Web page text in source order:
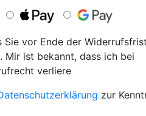
Sie vor Ende der
Mir ist bekannt, dass ich bei
verliere
zur